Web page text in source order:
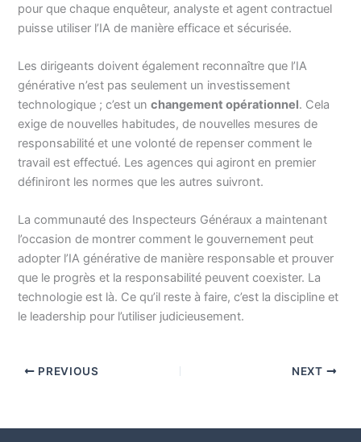
pour que chaque enquêteur, analyste et agent contractuel
puisse utiliser l’IA de manière efficace et sécurisée.
Les dirigeants doivent également reconnaître que l’IA
générative n’est pas seulement un investissement
technologique ; c’est unchangement opérationnel. Cela
exige de nouvelles habitudes, de nouvelles mesures de
responsabilité et une volonté de repenser comment le
travail est effectué. Les agences qui agiront en premier
définiront les normes que les autres suivront.
La communauté des Inspecteurs Généraux a maintenant
l’occasion de montrer comment le gouvernement peut
adopter l’IA générative de manière responsable et prouver
que le progrès et la responsabilité peuvent coexister. La
technologie est là. Ce qu’il reste à faire, c’est la discipline et
le leadership pour l’utiliser judicieusement.
PREVIOUS NEXT